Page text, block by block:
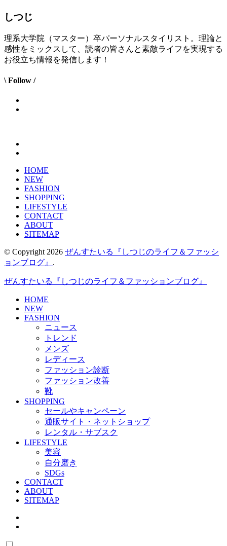
しつじ
理系大学院（マスター）卒パーソナルスタイリスト。理論と
感性をミックスして、読者の皆さんと素敵ライフを実現する
お役立ち情報を発信します！
\ Follow /
HOME
NEW
FASHION
SHOPPING
LIFESTYLE
CONTACT
ABOUT
SITEMAP
© Copyright 2026 ぜんすたいる『しつじのライフ＆ファッシ
ョンブログ』 .
ぜんすたいる『しつじのライフ＆ファッションブログ』
HOME
NEW
FASHION
ニュース
トレンド
メンズ
レディース
ファッション診断
ファッション改善
靴
SHOPPING
セールやキャンペーン
通販サイト・ネットショップ
レンタル・サブスク
LIFESTYLE
美容
自分磨き
SDGs
CONTACT
ABOUT
SITEMAP